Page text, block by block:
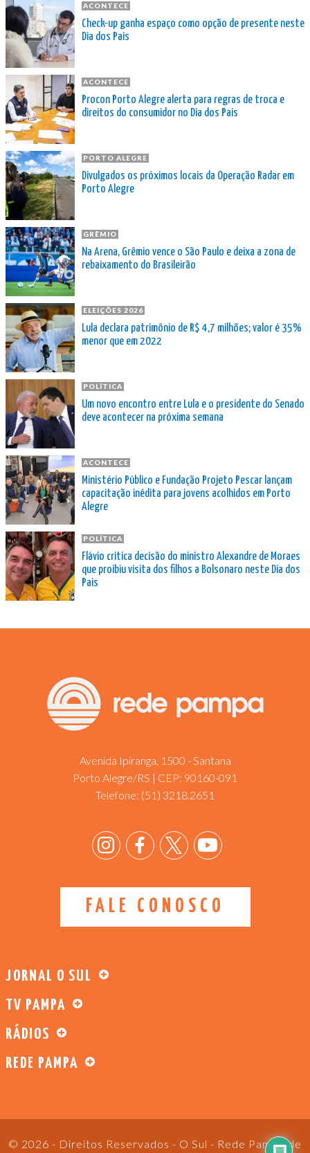
ACONTECE
Check-up ganha espaço como opção de presente neste
Dia dos Pais
ACONTECE
Procon Porto Alegre alerta para regras de troca e
direitos do consumidor no Dia dos Pais
PORTO ALEGRE
Divulgados os próximos locais da Operação Radar em
Porto Alegre
GRÊMIO
Na Arena, Grêmio vence o São Paulo e deixa a zona de
rebaixamento do Brasileirão
ELEIÇÕES 2026
Lula declara patrimônio de R$ 4,7 milhões; valor é 35%
menor que em 2022
POLÍTICA
Um novo encontro entre Lula e o presidente do Senado
deve acontecer na próxima semana
ACONTECE
Ministério Público e Fundação Projeto Pescar lançam
capacitação inédita para jovens acolhidos em Porto
Alegre
POLÍTICA
Flávio critica decisão do ministro Alexandre de Moraes
que proibiu visita dos filhos a Bolsonaro neste Dia dos
Pais
Avenida Ipiranga, 1500 - Santana
Porto Alegre/RS | CEP: 90160-091
Telefone: (51) 3218.2651
FALE CONOSCO
JORNAL O SUL
TV PAMPA
RÁDIOS
REDE PAMPA
© 2026 - Direitos Reservados - O Sul - Rede Pampa de